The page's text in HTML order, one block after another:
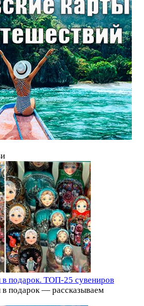
в подарок. ТОП-25 сувениров
в подарок — рассказываем